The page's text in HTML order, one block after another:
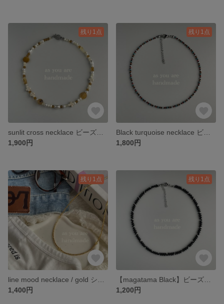
残り1点
1,900円
残り1点
1,800円
残り1点
1,400円
残り1点
1,200円